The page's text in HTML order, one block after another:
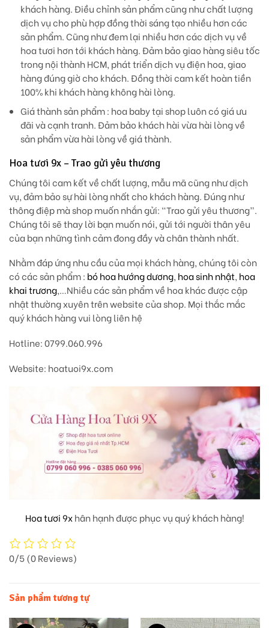
khách hàng. Điều chỉnh sản phẩm cũng như chất lượng
dịch vụ cho phù hợp đồng thời sáng tạo nhiều hơn các
sản phẩm. Cũng như đem lại nhiều hơn các dịch vụ về
hoa tươi hơn tới khách hàng. Đảm bảo giao hàng siêu tốc
trong nội thành HCM, phát triển dịch vụ điện hoa, giao
hàng đúng giờ cho khách. Đồng thời cam kết hoàn tiền
100% khi khách hàng không hài lòng.
Giá thành sản phẩm: hoa baby tại shop luôn có giá ưu
đãi và cạnh tranh. Đảm bảo khách hài vừa hài lòng về
sản phẩm vừa hài lòng về giá thành.
Hoa tươi 9x – Trao gửi yêu thương
Chúng tôi cam kết về chất lượng, mẫu mã cũng như dịch
vụ, đảm bảo sự hài lòng nhất cho khách hàng. Đúng như
thông điệp mà shop muốn nhắn gửi: “Trao gửi yêu thương”.
Chúng tôi sẽ thay lời bạn muốn nói, gửi tới người thân yêu
của bạn những tình cảm đong đầy và chân thành nhất.
Nhằm đáp ứng nhu cầu của mọi khách hàng, chúng tôi còn
có các sản phẩm : bó hoa hướng dương, hoa sinh nhật, hoa
khai trương,…Nhiều các sản phẩm về hoa khác được cập
nhật thường xuyên trên website của shop. Mọi thắc mắc
quý khách hàng vui lòng liên hệ
Hotline: 0799.060.996
Website: hoatuoi9x.com
Hoa tươi 9xhân hạnh được phục vụ quý khách hàng!
0/5(0 Reviews)
Sản phẩm tương tự